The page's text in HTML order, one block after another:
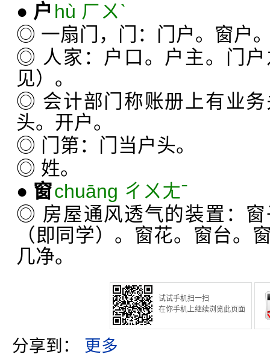
● 户 hù ㄏㄨˋ
◎ 一扇门，门：门户。窗户
◎ 人家：户口。户主。门
见）。
◎ 会计部门称账册上有业
头。开户。
◎ 门第：门当户头。
◎ 姓。
● 窗chuāng ㄔㄨㄤˉ
◎ 房屋通风透气的装置：
（即同学）。窗花。窗台。
几净。
试试手机扫一扫
在你手机上继续浏览此页面
分享到： 更多